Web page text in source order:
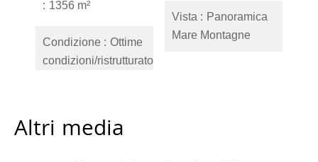
1356 m²
Condizione
Ottime
condizioni/ristrutturato
Vista
Panoramica
Mare Montagne
Altri media